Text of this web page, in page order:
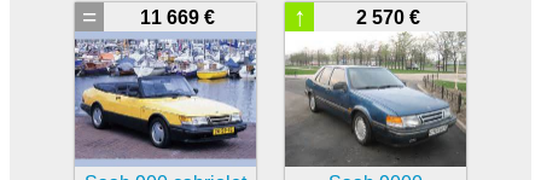
11 669 €
= 2 570 €
↑